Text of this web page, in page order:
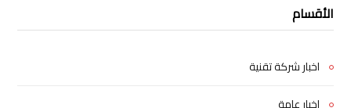
الأقسام
اخبار شركة تقنية
اخبار عامة